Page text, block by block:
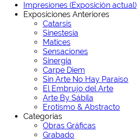
Impresiones (Exposición actual)
Exposiciones Anteriores
Catarsis
Sinestesia
Matices
Sensaciones
Sinergia
Carpe Diem
Sin Arte No Hay Paraíso
El Embrujo del Arte
Arte By Sábila
Erotismo & Abstracto
Categorías
Obras Gráficas
Grabado